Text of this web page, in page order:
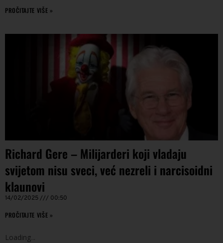
PROČITAJTE VIŠE »
Richard Gere – Milijarderi koji vladaju
svijetom nisu sveci, već nezreli i narcisoidni
klaunovi
14/02/2025 00:50
PROČITAJTE VIŠE »
Loading ..